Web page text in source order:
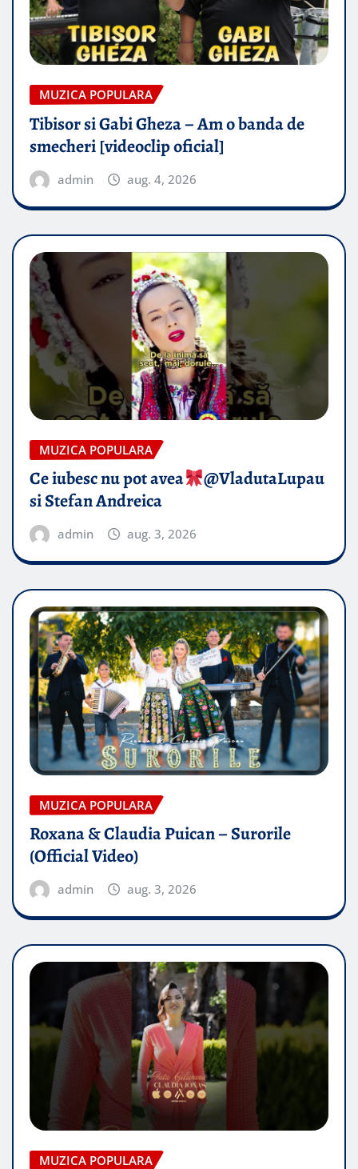
MUZICA POPULARA
Tibisor si Gabi Gheza – Am o banda de
smecheri [videoclip oficial]
admin aug. 4, 2026
MUZICA POPULARA
Ce iubesc nu pot avea
​@VladutaLupau
si Stefan Andreica
admin aug. 3, 2026
MUZICA POPULARA
Roxana & Claudia Puican – Surorile
(Official Video)
admin aug. 3, 2026
MUZICA POPULARA